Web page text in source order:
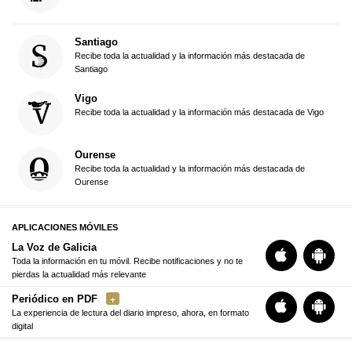
Santiago
Recibe toda la actualidad y la información más destacada de
Santiago
Vigo
Recibe toda la actualidad y la información más destacada de Vigo
Ourense
Recibe toda la actualidad y la información más destacada de
Ourense
APLICACIONES MÓVILES
La Voz de Galicia
Toda la información en tu móvil. Recibe notificaciones y no te
pierdas la actualidad más relevante
Periódico en PDF
La experiencia de lectura del diario impreso, ahora, en formato
digital